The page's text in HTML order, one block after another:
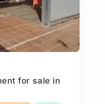
for sale in